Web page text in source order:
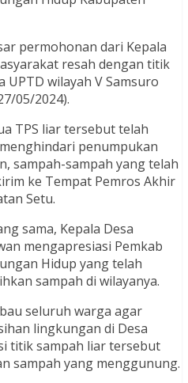
permohonan dari Kepala
resah dengan titik
UPTD wilayah V Samsuro
05/2024).
TPS liar tersebut telah
penumpukan
sampah-sampah yang telah
ke Tempat Pemros Akhir
Setu.
sama, Kepala Desa
mengapresiasi Pemkab
Hidup yang telah
sampah di wilayanya.
seluruh warga agar
lingkungan di Desa
titik sampah liar tersebut
sampah yang menggunung.